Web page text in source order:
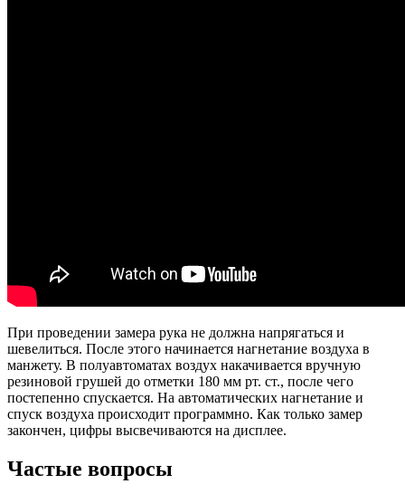
При проведении замера рука не должна напрягаться и
шевелиться. После этого начинается нагнетание воздуха в
манжету. В полуавтоматах воздух накачивается вручную
резиновой грушей до отметки 180 мм рт. ст., после чего
постепенно спускается. На автоматических нагнетание и
спуск воздуха происходит программно. Как только замер
закончен, цифры высвечиваются на дисплее.
Частые вопросы